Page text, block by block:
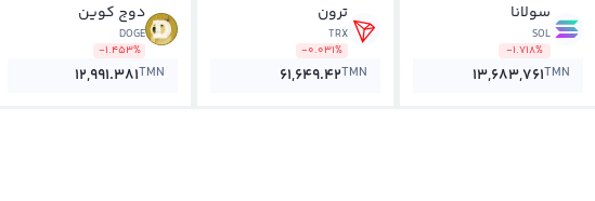
سولانا
SOL
-1.718%
13,683,761TMN
ترون
TRX
-0.031%
61,649.42TMN
دوج کوین
DOGE
-1.453%
12,991.381TMN